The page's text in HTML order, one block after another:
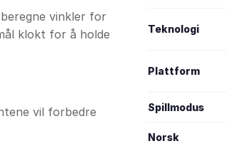
vinkler for
klokt for å holde
vil forbedre
Teknologi
Plattform
Spillmodus
Norsk